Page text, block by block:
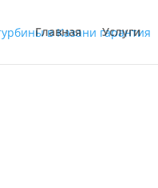
Главная Услуги